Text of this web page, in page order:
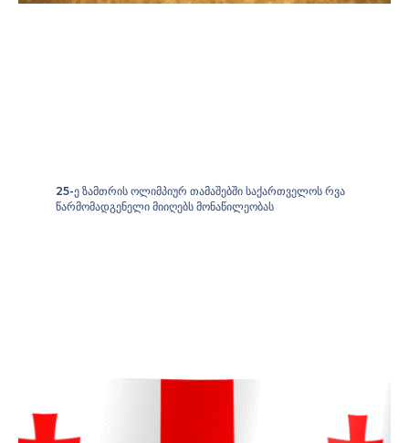
25-ე ზამთრის ოლიმპიურ თამაშებში საქართველოს რვა
წარმომადგენელი მიიღებს მონაწილეობას